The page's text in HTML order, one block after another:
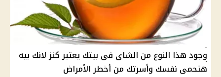
وجود هذا النوع من الشاى فى بيتك يعتبر كنز لانك بيه
هتحمى نفسك وأسرتك من أخطر الأمراض